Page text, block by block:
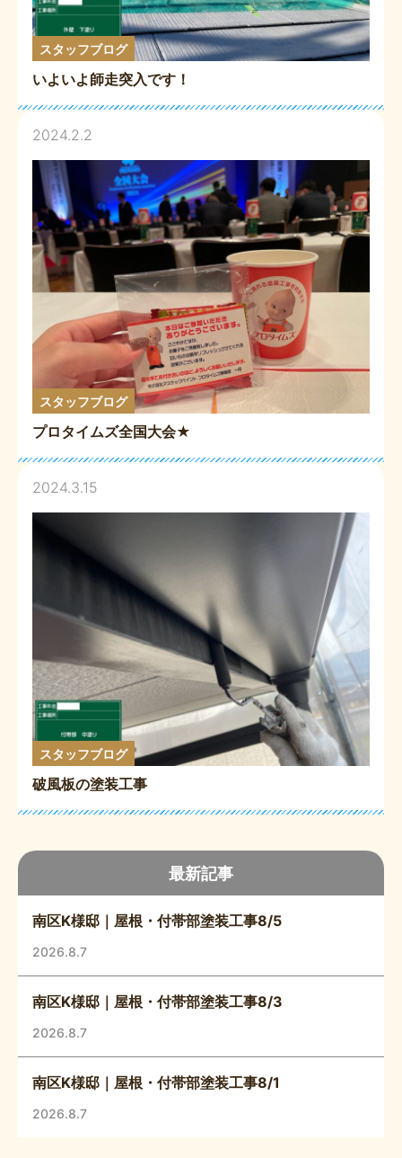
最新記事
南区K様邸｜屋根・付帯部塗装工事8/5
2026.8.7
南区K様邸｜屋根・付帯部塗装工事8/3
2026.8.7
南区K様邸｜屋根・付帯部塗装工事8/1
2026.8.7
スタッフブログ
いよいよ師走突入です！
2024.2.2
スタッフブログ
プロタイムズ全国大会★
2024.3.15
スタッフブログ
破風板の塗装工事